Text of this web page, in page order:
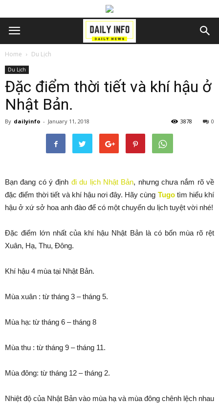
Home Du Lịch
Du Lịch
Đặc điểm thời tiết và khí hậu ở
Nhật Bản.
By dailyinfo - January 11, 2018 0
3878
Bạn đang có ý định đi du lịch Nhật Bản, nhưng chưa nắm rõ về
đặc điểm thời tiết và khí hậu nơi đây. Hãy cùng Tugotìm hiểu khí
hậu ở xứ sở hoa anh đào để có một chuyến du lịch tuyệt vời nhé!
Đặc điểm lớn nhất của khí hậu Nhật Bản là có bốn mùa rõ rệt
Xuân, Hạ, Thu, Đông.
Khí hậu 4 mùa tại Nhật Bản.
Mùa xuân : từ tháng 3 – tháng 5.
Mùa hạ: từ tháng 6 – tháng 8
Mùa thu : từ tháng 9 – tháng 11.
Mùa đông: từ tháng 12 – tháng 2.
Nhiệt độ của Nhật Bản vào mùa hạ và mùa đông chênh lệch nhau